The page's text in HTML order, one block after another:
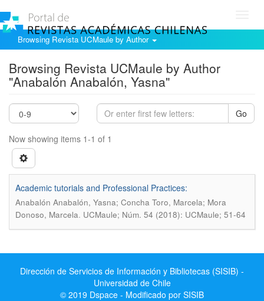
Browsing Revista UCMaule by Author
Browsing Revista UCMaule by Author
"Anabalón Anabalón, Yasna"
Go
Now showing items 1-1 of 1
Academic tutorials and Professional Practices:
Anabalón Anabalón, Yasna; Concha Toro, Marcela; Mora
Donoso, Marcela. UCMaule; Núm. 54 (2018): UCMaule; 51-64
Dirección de Servicios de Información y Bibliotecas (SISIB) -
Universidad de Chile
© 2019 Dspace - Modificado por SISIB